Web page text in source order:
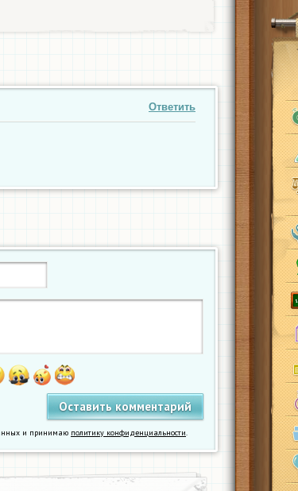
Ответить
и принимаю политику конфиденциальности.